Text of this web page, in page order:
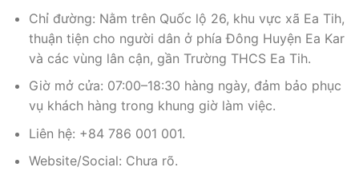
Chỉ đường: Nằm trên Quốc lộ 26, khu vực xã Ea Tih,
thuận tiện cho người dân ở phía Đông Huyện Ea Kar
và các vùng lân cận, gần Trường THCS Ea Tih.
Giờ mở cửa: 07:00–18:30 hàng ngày, đảm bảo phục
vụ khách hàng trong khung giờ làm việc.
Liên hệ: +84 786 001 001.
Website/Social: Chưa rõ.